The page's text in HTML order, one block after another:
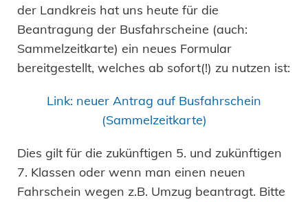
der Landkreis hat uns heute für die
Beantragung der Busfahrscheine (auch:
Sammelzeitkarte) ein neues Formular
bereitgestellt, welches ab sofort(!) zu nutzen ist:
Link: neuer Antrag auf Busfahrschein
(Sammelzeitkarte)
Dies gilt für die zukünftigen 5. und zukünftigen
7. Klassen oder wenn man einen neuen
Fahrschein wegen z.B. Umzug beantragt. Bitte